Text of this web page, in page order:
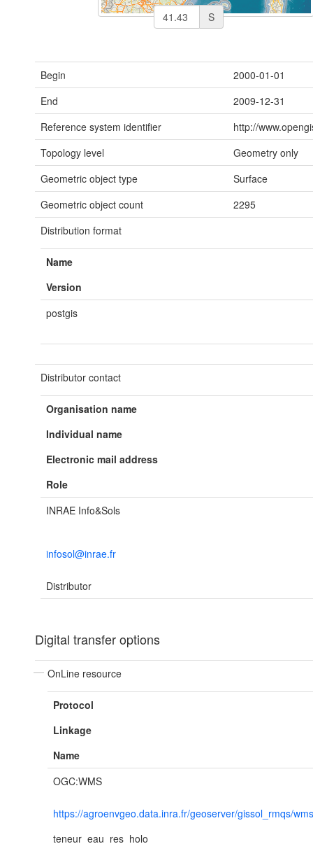
S
Begin
2000-01-01
End
2009-12-31
Reference system identifier
http://
Topology level
Geometry only
Geometric object type
Surface
Geometric object count
2295
Distribution format
Name
Version
postgis
Distributor contact
Organisation name
Individual name
Electronic mail address
Role
INRAE Info&Sols
infosol@inrae.fr
Distributor
Digital transfer options
OnLine resource
Protocol
Linkage
Name
OGC:WMS
https://agroenvgeo.data.inra.fr/geoserver/gissol_rmqs/wms
teneur_eau_res_holo